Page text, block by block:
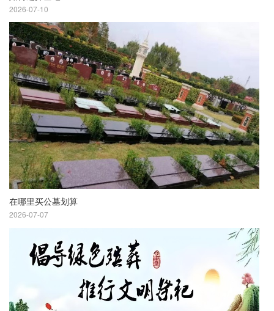
2026-07-10
在哪里买公墓划算
2026-07-07